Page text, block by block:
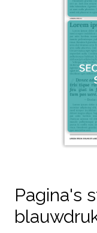
Pagina's